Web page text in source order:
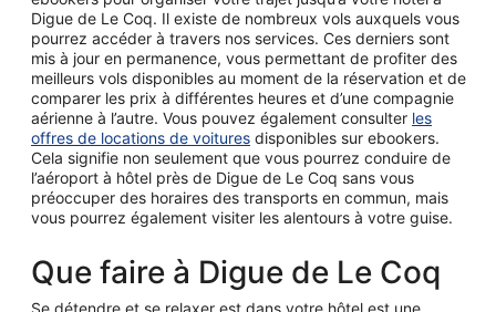
Digue de Le Coq. Il existe de nombreux vols auxquels vous
pourrez accéder à travers nos services. Ces derniers sont
mis à jour en permanence, vous permettant de profiter des
meilleurs vols disponibles au moment de la réservation et de
comparer les prix à différentes heures et d’une compagnie
aérienne à l’autre. Vous pouvez également consulter les
offres de locations de voitures disponibles sur ebookers.
Cela signifie non seulement que vous pourrez conduire de
l’aéroport à hôtel près de Digue de Le Coq sans vous
préoccuper des horaires des transports en commun, mais
vous pourrez également visiter les alentours à votre guise.
Que faire à Digue de Le Coq
Se détendre et se relaxer est dans votre hôtel est une